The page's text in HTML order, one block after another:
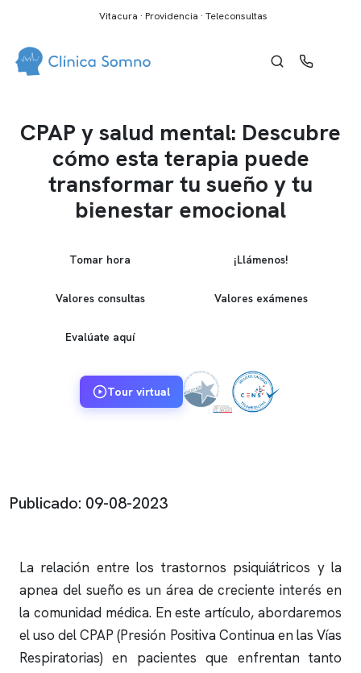
Vitacura · Providencia · Teleconsultas
CPAP y salud mental: Descubre
cómo esta terapia puede
transformar tu sueño y tu
bienestar emocional
Tomar hora ¡Llámenos!
Valores consultas Valores exámenes
Evalúate aquí
Tour virtual
Publicado: 09-08-2023
La relación entre los trastornos psiquiátricos y la
apnea del sueño es un área de creciente interés en
la comunidad médica. En este artículo, abordaremos
el uso del CPAP (Presión Positiva Continua en las Vías
Respiratorias) en pacientes que enfrentan tanto